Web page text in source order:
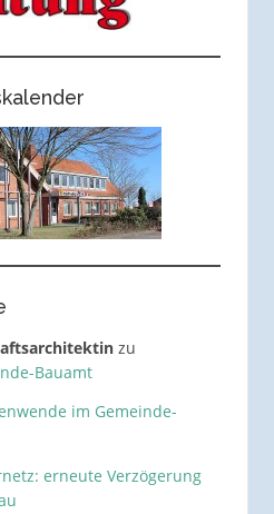
zu
Bauamt
im Gemeinde-
erneute Verzögerung